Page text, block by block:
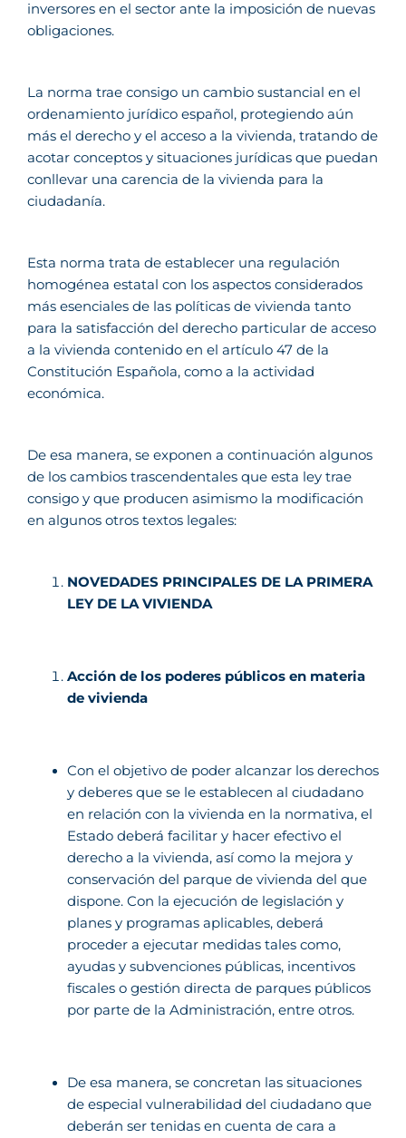
inversores en el sector ante la imposición de nuevas
obligaciones.
La norma trae consigo un cambio sustancial en el
ordenamiento jurídico español, protegiendo aún
más el derecho y el acceso a la vivienda, tratando de
acotar conceptos y situaciones jurídicas que puedan
conllevar una carencia de la vivienda para la
ciudadanía.
Esta norma trata de establecer una regulación
homogénea estatal con los aspectos considerados
más esenciales de las políticas de vivienda tanto
para la satisfacción del derecho particular de acceso
a la vivienda contenido en el artículo 47 de la
Constitución Española, como a la actividad
económica.
De esa manera, se exponen a continuación algunos
de los cambios trascendentales que esta ley trae
consigo y que producen asimismo la modificación
en algunos otros textos legales:
NOVEDADES PRINCIPALES DE LA PRIMERA
LEY DE LA VIVIENDA
Acción de los poderes públicos en materia
de vivienda
Con el objetivo de poder alcanzar los derechos
y deberes que se le establecen al ciudadano
en relación con la vivienda en la normativa, el
Estado deberá facilitar y hacer efectivo el
derecho a la vivienda, así como la mejora y
conservación del parque de vivienda del que
dispone. Con la ejecución de legislación y
planes y programas aplicables, deberá
proceder a ejecutar medidas tales como,
ayudas y subvenciones públicas, incentivos
fiscales o gestión directa de parques públicos
por parte de la Administración, entre otros.
De esa manera, se concretan las situaciones
de especial vulnerabilidad del ciudadano que
deberán ser tenidas en cuenta de cara a